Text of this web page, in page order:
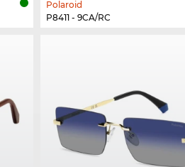
Polaroid
P8411 - 9CA/RC